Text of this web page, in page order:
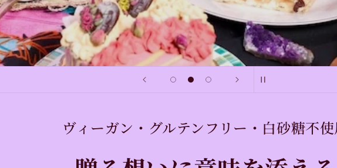
ヴィーガン・グルテンフリー・白砂糖不